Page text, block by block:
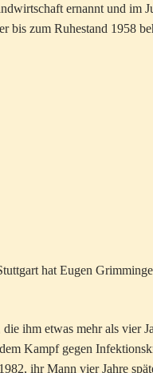
ernannt und im
bis zum Ruhestand 1958
hat Eugen
ihm etwas mehr als vier
Kampf gegen
ihr Mann vier Jahre